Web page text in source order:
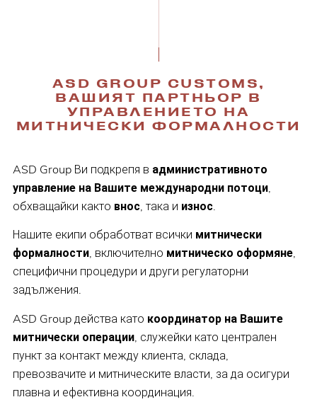
ASD GROUP CUSTOMS,
ВАШИЯТ ПАРТНЬОР В
УПРАВЛЕНИЕТО НА
МИТНИЧЕСКИ ФОРМАЛНОСТИ
ASD Group Ви подкрепя в административното
управление на Вашите международни потоци,
обхващайки както внос, така и износ.
Нашите екипи обработват всички митнически
формалности, включително митническо оформяне,
специфични процедури и други регулаторни
задължения.
ASD Group действа като координатор на Вашите
митнически операции, служейки като централен
пункт за контакт между клиента, склада,
превозвачите и митническите власти, за да осигури
плавна и ефективна координация.